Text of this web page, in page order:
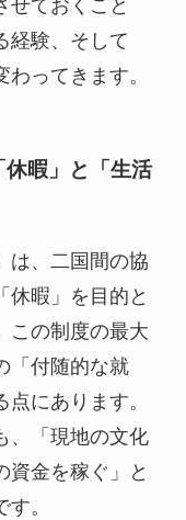
せておくこと
経験、そして
ってきます。
休暇」と「生活
は、二国間の協
休暇」を目的と
この制度の最大
「付随的な就
にあります。
、「現地の文化
資金を稼ぐ」と
。